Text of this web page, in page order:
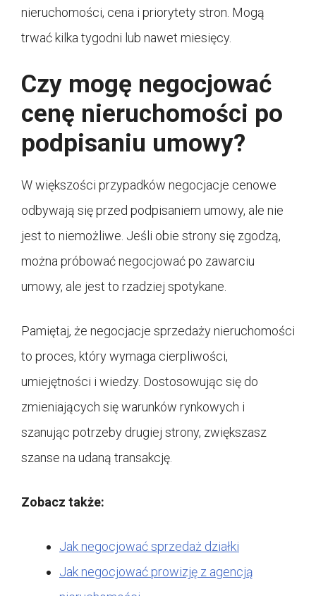
nieruchomości, cena i priorytety stron. Mogą
trwać kilka tygodni lub nawet miesięcy.
Czy mogę negocjować
cenę nieruchomości po
podpisaniu umowy?
W większości przypadków negocjacje cenowe
odbywają się przed podpisaniem umowy, ale nie
jest to niemożliwe. Jeśli obie strony się zgodzą,
można próbować negocjować po zawarciu
umowy, ale jest to rzadziej spotykane.
Pamiętaj, że negocjacje sprzedaży nieruchomości
to proces, który wymaga cierpliwości,
umiejętności i wiedzy. Dostosowując się do
zmieniających się warunków rynkowych i
szanując potrzeby drugiej strony, zwiększasz
szanse na udaną transakcję.
Zobacz także:
Jak negocjować sprzedaż działki
Jak negocjować prowizję z agencją